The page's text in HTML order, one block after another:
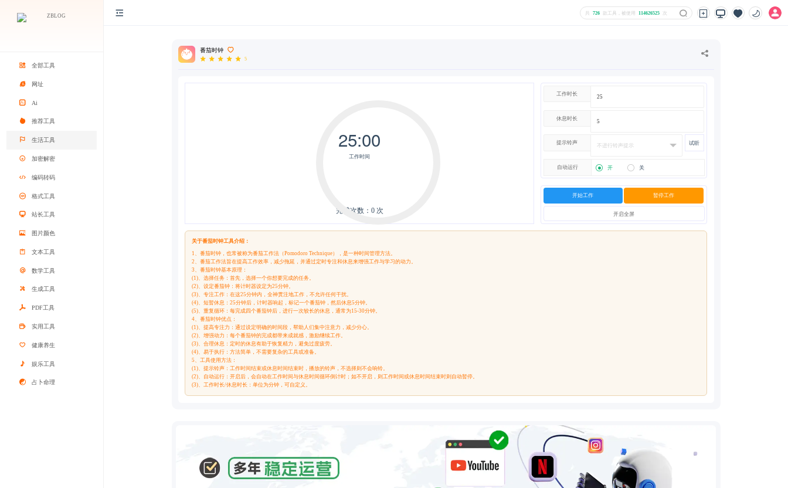
全部工具
网址
Ai
推荐工具
生活工具
加密解密
编码转码
格式工具
站长工具
图片颜色
文本工具
数学工具
生成工具
PDF工具
实用工具
健康养生
娱乐工具
占卜命理
共 726 款工具，被使用 114626525 次
番茄时钟
5
25:00
工作时间
完成次数： 0 次
工作时长
休息时长
提示铃声 试听
自动运行 开 关
开始工作 暂停工作
开启全屏
关于番茄时钟工具介绍：
1、番茄时钟，也常被称为番茄工作法（Pomodoro Technique），是一种时间管理方法。
2、番茄工作法旨在提高工作效率，减少拖延，并通过定时专注和休息来增强工作与学习的动力。
3、番茄时钟基本原理：
(1)、选择任务：首先，选择一个你想要完成的任务。
(2)、设定番茄钟：将计时器设定为25分钟。
(3)、专注工作：在这25分钟内，全神贯注地工作，不允许任何干扰。
(4)、短暂休息：25分钟后，计时器响起，标记一个番茄钟，然后休息5分钟。
(5)、重复循环：每完成四个番茄钟后，进行一次较长的休息，通常为15-30分钟。
4、番茄时钟优点：
(1)、提高专注力：通过设定明确的时间段，帮助人们集中注意力，减少分心。
(2)、增强动力：每个番茄钟的完成都带来成就感，激励继续工作。
(3)、合理休息：定时的休息有助于恢复精力，避免过度疲劳。
(4)、易于执行：方法简单，不需要复杂的工具或准备。
5、工具使用方法：
(1)、提示铃声：工作时间结束或休息时间结束时，播放的铃声，不选择则不会响铃。
(2)、自动运行：开启后，会自动在工作时间与休息时间循环倒计时；如不开启，则工作时间或休息时间结束时则自动暂停。
(3)、工作时长/休息时长：单位为分钟，可自定义。